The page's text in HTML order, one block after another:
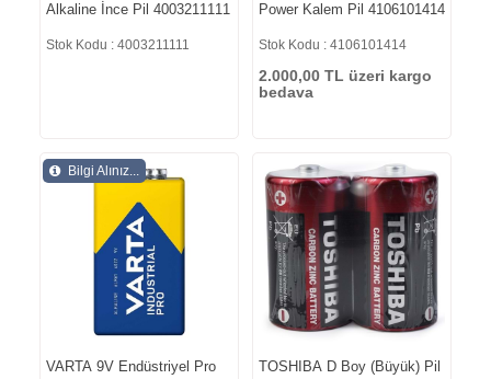
Alkaline İnce Pil 4003211111
Stok Kodu : 4003211111
Power Kalem Pil 4106101414
Stok Kodu : 4106101414
2.000,00 TL üzeri kargo
bedava
Bilgi Alınız...
VARTA 9V Endüstriyel Pro
TOSHIBA D Boy (Büyük) Pil